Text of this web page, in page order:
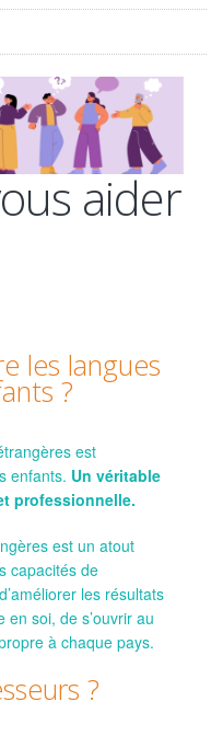
aider
les langues
?
est
enfants. Un véritable
professionnelle.
est un atout
capacités de
les résultats
soi, de s’ouvrir au
à chaque pays.
?